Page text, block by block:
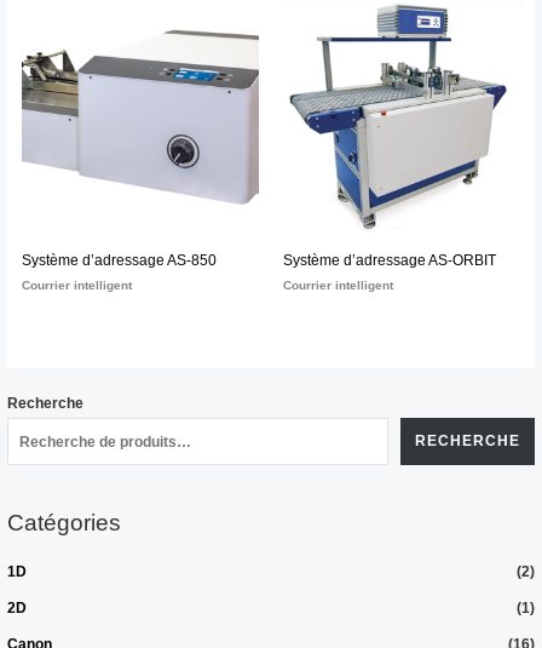
Recherche
RECHERCHE
Catégories
1D (2)
2D (1)
Canon (16)
Système d’adressage AS-850
Courrier intelligent
Système d’adressage AS-ORBIT
Courrier intelligent